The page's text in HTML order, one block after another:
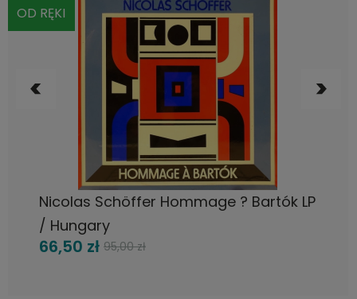
Nicolas Schöffer Hommage ? Bartók LP
/ Hungary
66,50 zł 95,00 zł
DO KOSZYKA
OD RĘKI